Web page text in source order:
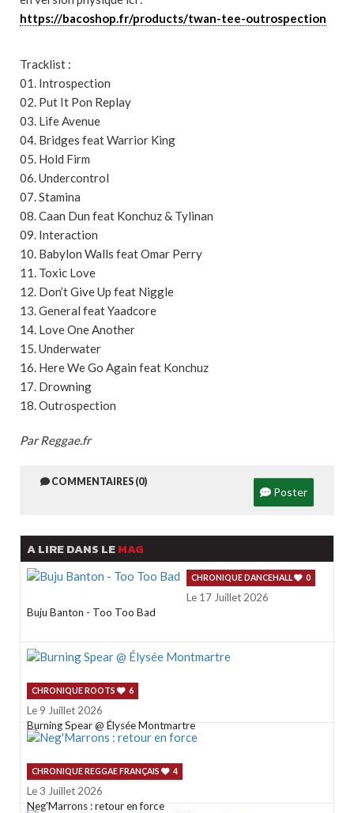
https://bacoshop.fr/products/twan-tee-outrospection
Tracklist :
01. Introspection
02. Put It Pon Replay
03. Life Avenue
04. Bridges feat Warrior King
05. Hold Firm
06. Undercontrol
07. Stamina
08. Caan Dun feat Konchuz & Tylinan
09. Interaction
10. Babylon Walls feat Omar Perry
11. Toxic Love
12. Don’t Give Up feat Niggle
13. General feat Yaadcore
14. Love One Another
15. Underwater
16. Here We Go Again feat Konchuz
17. Drowning
18. Outrospection
Par Reggae.fr
COMMENTAIRES (0)
Poster
A LIRE DANS LEMAG
CHRONIQUE DANCEHALL 0
Le 17 Juillet 2026
Buju Banton - Too Too Bad
CHRONIQUE ROOTS 6
Le 9 Juillet 2026
Burning Spear @ Élysée Montmartre
CHRONIQUE REGGAE FRANÇAIS 4
Le 3 Juillet 2026
Neg'Marrons : retour en force